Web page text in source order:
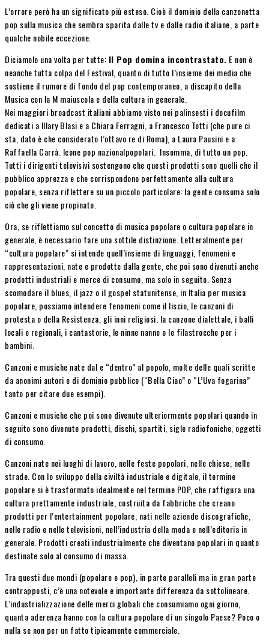
L’orrore però ha un significato più esteso. Cioè il dominio della canzonetta
pop sulla musica che sembra sparita dalle tv e dalle radio italiane, a parte
qualche nobile eccezione.
Diciamolo una volta per tutte: Il Pop domina incontrastato. E non è
neanche tutta colpa del Festival, quanto di tutto l’insieme dei media che
sostiene il rumore di fondo del pop contemporaneo, a discapito della
Musica con la M maiuscola e della cultura in generale.
Nei maggiori broadcast italiani abbiamo visto nei palinsesti i docufilm
dedicati a Illary Blasi e a Chiara Ferragni, a Francesco Totti (che pure ci
sta, dato è che considerato l’ottavo re di Roma), a Laura Pausini e a
Raffaella Carrà. Icone pop nazionalpopolari. Insomma, di tutto un pop.
Tutti i dirigenti televisivi sostengono che questi prodotti sono quelli che il
pubblico apprezza e che corrispondono perfettamente alla cultura
popolare, senza riflettere su un piccolo particolare: la gente consuma solo
ciò che gli viene propinato.
Ora, se riflettiamo sul concetto di musica popolare o cultura popolare in
generale, è necessario fare una sottile distinzione. Letteralmente per
“cultura popolare” si intende quell’insieme di linguaggi, fenomeni e
rappresentazioni, nate e prodotte dalla gente, che poi sono divenuti anche
prodotti industriali e merce di consumo, ma solo in seguito. Senza
scomodare il blues, il jazz o il gospel statunitense, in Italia per musica
popolare, possiamo intendere fenomeni come il liscio, le canzoni di
protesta o della Resistenza, gli inni religiosi, la canzone dialettale, i balli
locali e regionali, i cantastorie, le ninne nanne o le filastrocche per i
bambini.
Canzoni e musiche nate dal e “dentro” al popolo, molte delle quali scritte
da anonimi autori e di dominio pubblico (“Bella Ciao” o “L’Uva fogarina”
tanto per citare due esempi).
Canzoni e musiche che poi sono divenute ulteriormente popolari quando in
seguito sono divenute prodotti, dischi, spartiti, sigle radiofoniche, oggetti
di consumo.
Canzoni nate nei luoghi di lavoro, nelle feste popolari, nelle chiese, nelle
strade. Con lo sviluppo della civiltà industriale e digitale, il termine
popolare si è trasformato idealmente nel termine POP, che raffigura una
cultura prettamente industriale, costruita da fabbriche che creano
prodotti per l’entertainment popolare, nati nelle aziende discografiche,
nelle radio e nelle televisioni, nell’industria della moda e nell’editoria in
generale. Prodotti creati industrialmente che diventano popolari in quanto
destinate solo al consumo di massa.
Tra questi due mondi (popolare e pop), in parte paralleli ma in gran parte
contrapposti, c’è una notevole e importante differenza da sottolineare.
L’industrializzazione delle merci globali che consumiamo ogni giorno,
quanta aderenza hanno con la cultura popolare di un singolo Paese? Poco o
nulla se non per un fatto tipicamente commerciale.